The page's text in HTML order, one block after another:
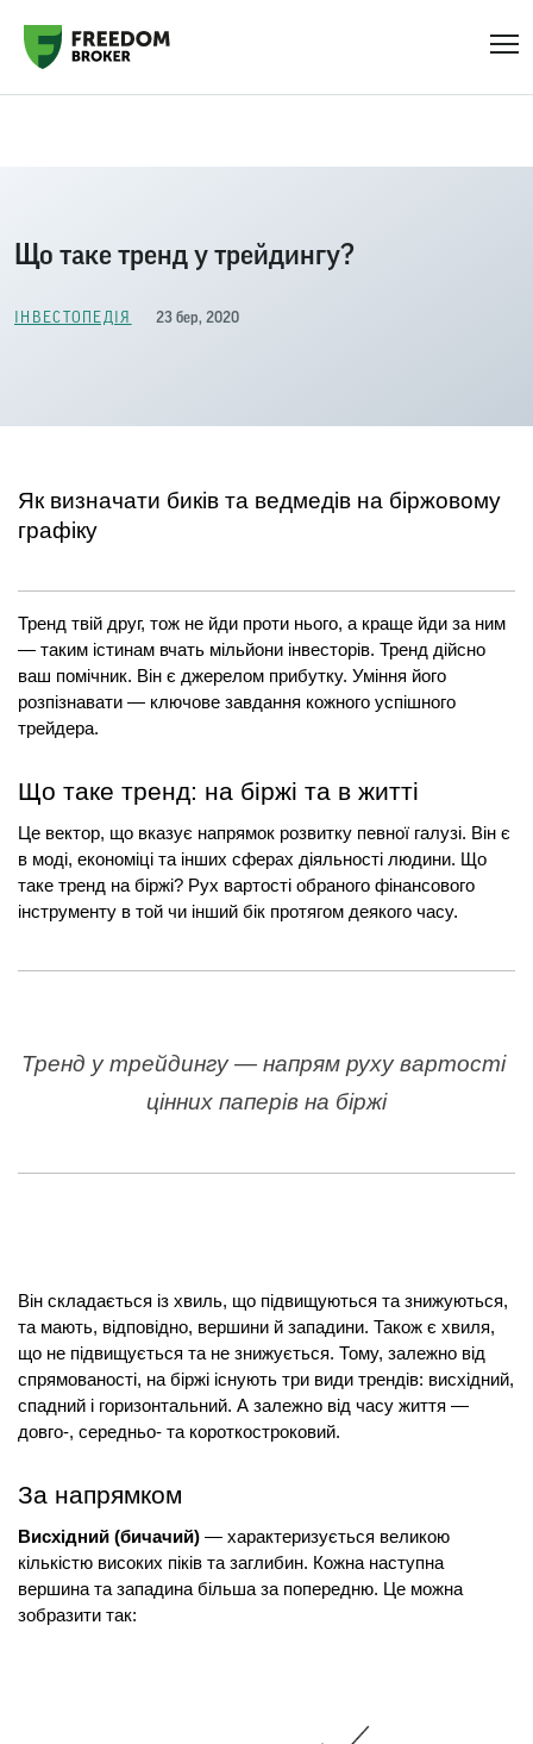
Що таке тренд у трейдингу?
IНВЕСТОПЕДІЯ 23 бер, 2020
Як визначати биків та ведмедів на біржовому
графіку
Тренд твій друг, тож не йди проти нього, а краще йди за ним
— таким істинам вчать мільйони інвесторів. Тренд дійсно
ваш помічник. Він є джерелом прибутку. Уміння його
розпізнавати — ключове завдання кожного успішного
трейдера.
Що таке тренд: на біржі та в житті
Це вектор, що вказує напрямок розвитку певної галузі. Він є
в моді, економіці та інших сферах діяльності людини. Що
таке тренд на біржі? Рух вартості обраного фінансового
інструменту в той чи інший бік протягом деякого часу.
Тренд у трейдингу — напрям руху вартості
цінних паперів на біржі
Він складається із хвиль, що підвищуються та знижуються,
та мають, відповідно, вершини й западини. Також є хвиля,
що не підвищується та не знижується. Тому, залежно від
спрямованості, на біржі існують три види трендів: висхідний,
спадний і горизонтальний. А залежно від часу життя —
довго-, середньо- та короткостроковий.
За напрямком
Висхідний (бичачий) — характеризується великою
кількістю високих піків та заглибин. Кожна наступна
вершина та западина більша за попередню. Це можна
зобразити так: